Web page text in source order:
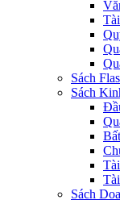
Sách
Sách
Sách